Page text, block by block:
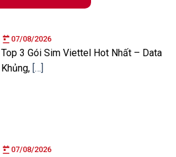
07/08/2026
Top 3 Gói Sim Viettel Hot Nhất – Data
Khủng, […]
07/08/2026